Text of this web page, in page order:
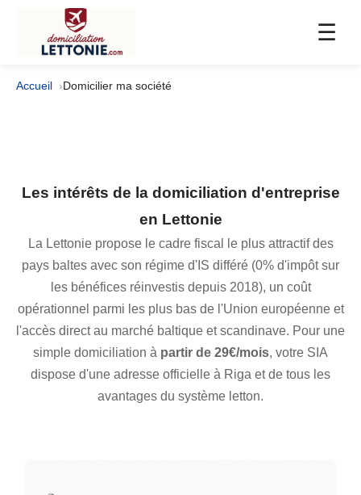
☰
Accueil Domicilier ma société
Les intérêts de la domiciliation d'entreprise
en Lettonie
La Lettonie propose le cadre fiscal le plus attractif des
pays baltes avec son régime d'IS différé (0% d'impôt sur
les bénéfices réinvestis depuis 2018), un coût
opérationnel parmi les plus bas de l'Union européenne et
l'accès direct au marché baltique et scandinave. Pour une
simple domiciliation à partir de 29€/mois, votre SIA
dispose d'une adresse officielle à Riga et de tous les
avantages du système letton.